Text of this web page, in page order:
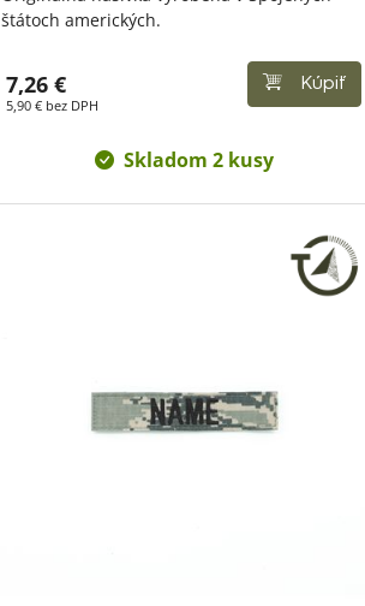
štátoch amerických.
7,26 €
5,90 € bez DPH
Kúpiť
Skladom 2 kusy